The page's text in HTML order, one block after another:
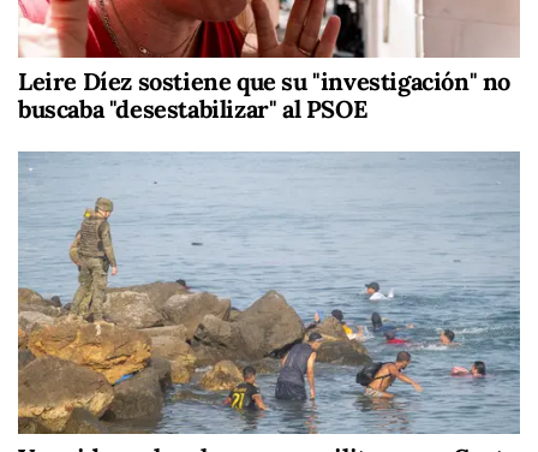
Leire Díez sostiene que su "investigación" no
buscaba "desestabilizar" al PSOE